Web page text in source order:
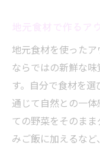
地元食材を使った
ならではの新鮮な
す。自分で食材を
通じて自然との一
ての野菜をそのま
みご飯に加えるな